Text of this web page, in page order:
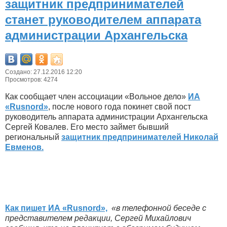
защитник предпринимателей
станет руководителем аппарата
администрации Архангельска
Создано: 27.12.2016 12:20
Просмотров: 4274
Как сообщает член ассоциации «Вольное дело» ИА
« Rusnord», после нового года покинет свой пост
руководитель аппарата администрации Архангельска
Сергей Ковалев. Его место займет бывший
региональный защитник предпринимателей Николай
Евменов.
Как пишет ИА « Rusnord», «в телефонной беседе с
представителем редакции, Сергей Михайлович